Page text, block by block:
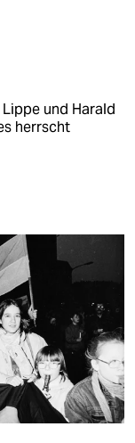
und Harald
herrscht